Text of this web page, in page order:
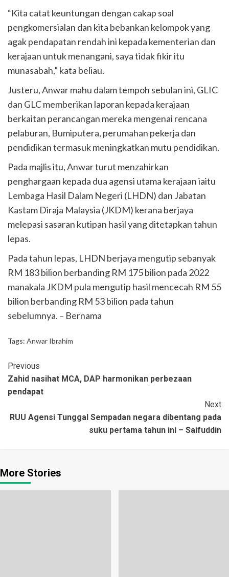
“Kita catat keuntungan dengan cakap soal
pengkomersialan dan kita bebankan kelompok yang
agak pendapatan rendah ini kepada kementerian dan
kerajaan untuk menangani, saya tidak fikir itu
munasabah,” kata beliau.
Justeru, Anwar mahu dalam tempoh sebulan ini, GLIC
dan GLC memberikan laporan kepada kerajaan
berkaitan perancangan mereka mengenai rencana
pelaburan, Bumiputera, perumahan pekerja dan
pendidikan termasuk meningkatkan mutu pendidikan.
Pada majlis itu, Anwar turut menzahirkan
penghargaan kepada dua agensi utama kerajaan iaitu
Lembaga Hasil Dalam Negeri (LHDN) dan Jabatan
Kastam Diraja Malaysia (JKDM) kerana berjaya
melepasi sasaran kutipan hasil yang ditetapkan tahun
lepas.
Pada tahun lepas, LHDN berjaya mengutip sebanyak
RM 183 bilion berbanding RM 175 bilion pada 2022
manakala JKDM pula mengutip hasil mencecah RM 55
bilion berbanding RM 53 bilion pada tahun
sebelumnya. – Bernama
Tags: Anwar Ibrahim
Previous
Zahid nasihat MCA, DAP harmonikan perbezaan
pendapat
Next
RUU Agensi Tunggal Sempadan negara dibentang pada
suku pertama tahun ini – Saifuddin
More Stories